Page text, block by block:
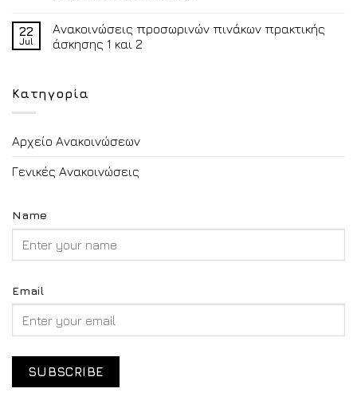
22
Jul
Ανακοινώσεις προσωρινών πινάκων πρακτικής
άσκησης 1 και 2
Κατηγορία
Αρχείο Ανακοινώσεων
Γενικές Ανακοινώσεις
Name
Email